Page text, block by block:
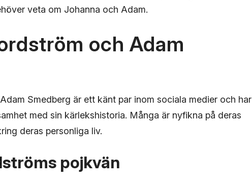
veta om Johanna och Adam.
och Adam
Smedberg är ett känt par inom sociala medier och har
med sin kärlekshistoria. Många är nyfikna på deras
deras personliga liv.
pojkvän